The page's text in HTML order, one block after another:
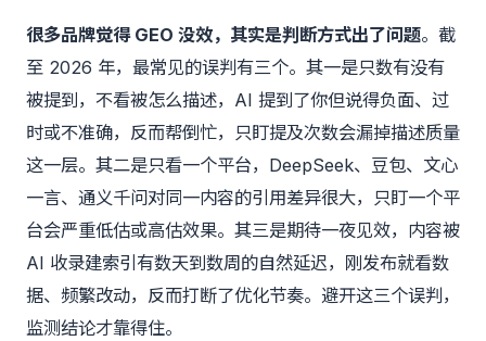
很多品牌觉得 GEO 没效，其实是判断方式出了问题。截
至 2026 年，最常见的误判有三个。其一是只数有没有
被提到，不看被怎么描述，AI 提到了你但说得负面、过
时或不准确，反而帮倒忙，只盯提及次数会漏掉描述质量
这一层。其二是只看一个平台，DeepSeek、豆包、文心
一言、通义千问对同一内容的引用差异很大，只盯一个平
台会严重低估或高估效果。其三是期待一夜见效，内容被
AI 收录建索引有数天到数周的自然延迟，刚发布就看数
据、频繁改动，反而打断了优化节奏。避开这三个误判，
监测结论才靠得住。